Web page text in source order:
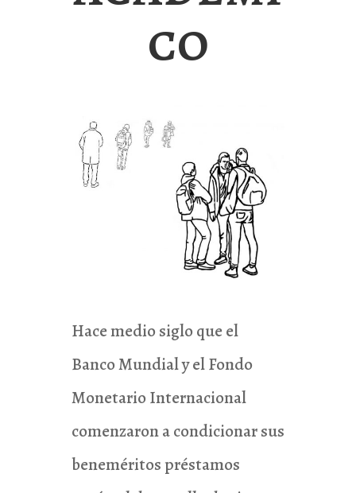
co
Hace medio siglo que el
Banco Mundial y el Fondo
Monetario Internacional
comenzaron a condicionar sus
beneméritos préstamos